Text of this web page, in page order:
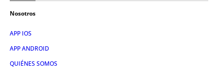
Nosotros
APP IOS
APP ANDROID
QUIÉNES SOMOS